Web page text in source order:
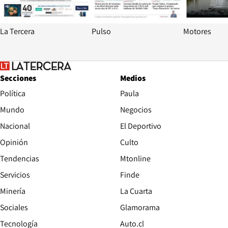
La Tercera Pulso Motores
Secciones
Política
Mundo
Nacional
Opinión
Tendencias
Servicios
Minería
Sociales
Tecnología
Medios
Paula
Negocios
El Deportivo
Culto
Mtonline
Finde
La Cuarta
Glamorama
Auto.cl